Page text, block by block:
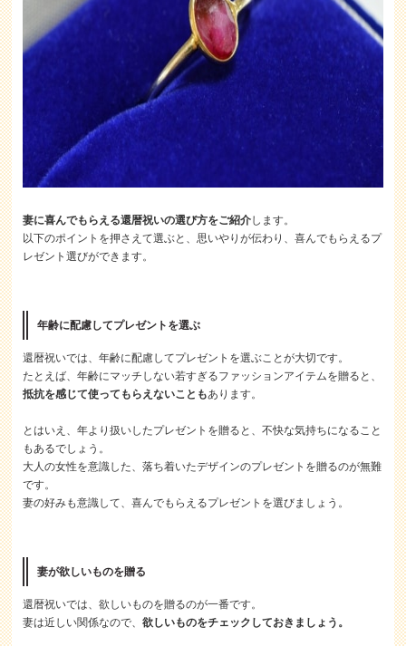
妻に喜んでもらえる還暦祝いの選び方をご紹介します。
以下のポイントを押さえて選ぶと、思いやりが伝わり、喜んでもらえるプ
レゼント選びができます。
年齢に配慮してプレゼントを選ぶ
還暦祝いでは、年齢に配慮してプレゼントを選ぶことが大切です。
たとえば、年齢にマッチしない若すぎるファッションアイテムを贈ると、
抵抗を感じて使ってもらえないこともあります。
とはいえ、年より扱いしたプレゼントを贈ると、不快な気持ちになること
もあるでしょう。
大人の女性を意識した、落ち着いたデザインのプレゼントを贈るのが無難
です。
妻の好みも意識して、喜んでもらえるプレゼントを選びましょう。
妻が欲しいものを贈る
還暦祝いでは、欲しいものを贈るのが一番です。
妻は近しい関係なので、欲しいものをチェックしておきましょう。